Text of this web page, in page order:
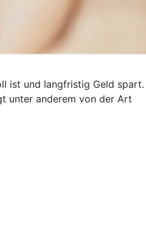
ist und langfristig Geld spart.
unter anderem von der Art